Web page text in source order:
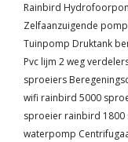
Rainbird
Zelfaanzuigende pomp
Tuinpomp Druktank
Pvc lijm 2 weg
sproeiers
wifi rainbird 5000
sproeier rainbird
waterpomp